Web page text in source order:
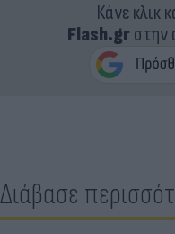
Κάνε κλικ
Flash.grστην
Διάβασε